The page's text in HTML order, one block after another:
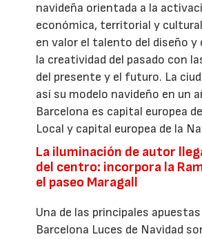
navideña orientada a la
económica, territorial y
en valor el talento del diseño
la creatividad del pasado con
del presente y el futuro. La
así su modelo navideño en un
Barcelona es capital europea
Local y capital europea de la
La iluminación de autor
del centro: incorpora la
el paseo Maragall
Una de las principales
Barcelona Luces de Navidad